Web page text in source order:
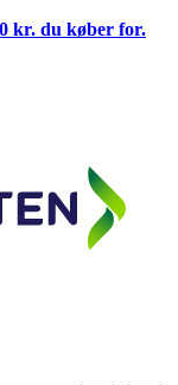
kr. du køber for.